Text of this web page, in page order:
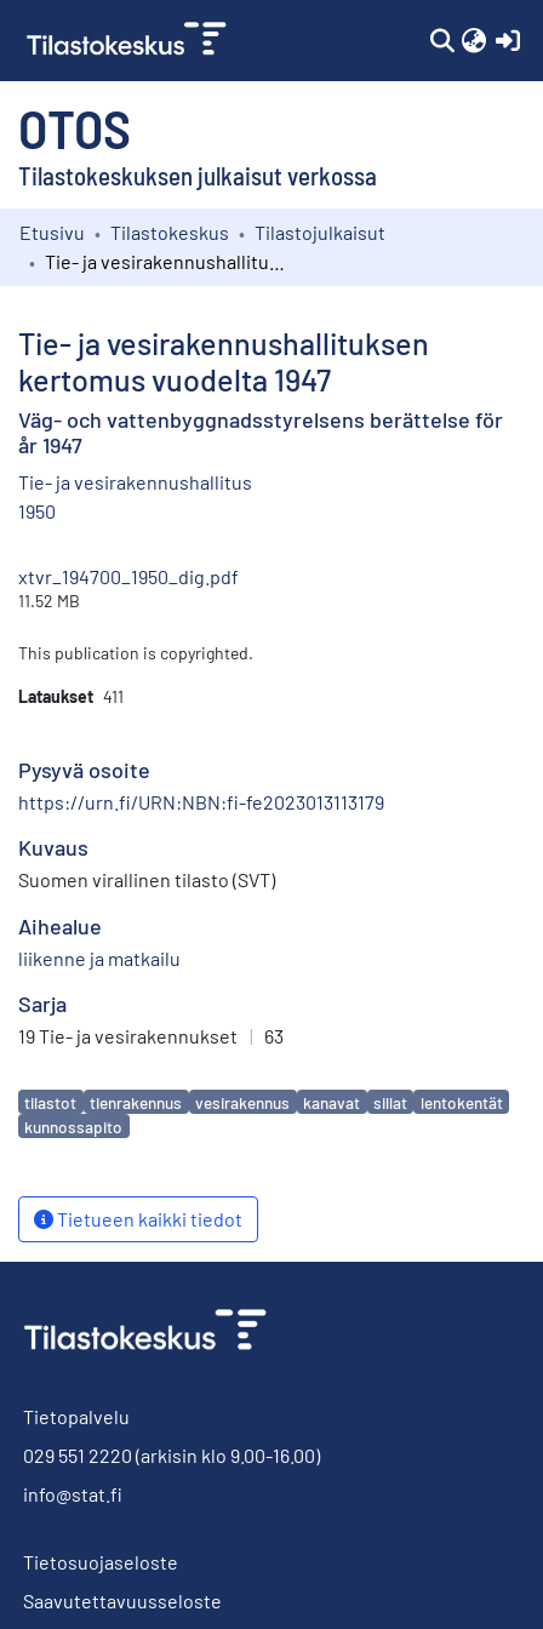
OTOS
Tilastokeskuksen julkaisut verkossa
Kokoelmat
Etusivu Tilastokeskus
Tilastojulkaisut
Tie- ja vesirakennushallituksen
kertomus vuodelta 1947
Väg- och vattenbyggnadsstyrelsens berättelse för
år 1947
Tie- ja vesirakennushallitus
1950
xtvr_194700_1950_dig.pdf
11.52 MB
This publication is copyrighted.
Lataukset 411
Pysyvä osoite
https://urn.fi/URN:NBN:fi-fe2023013113179
Kuvaus
Suomen virallinen tilasto (SVT)
Aihealue
liikenne ja matkailu
Sarja
19 Tie- ja vesirakennukset | 63
Avainsanat
tilastot tienrakennus vesirakennus kanavat sillat
lentokentät
kunnossapito
Tietueen kaikki tiedot
Tietopalvelu
029 551 2220 (arkisin klo 9.00-16.00)
info@stat.fi
Tietosuojaseloste
Saavutettavuusseloste